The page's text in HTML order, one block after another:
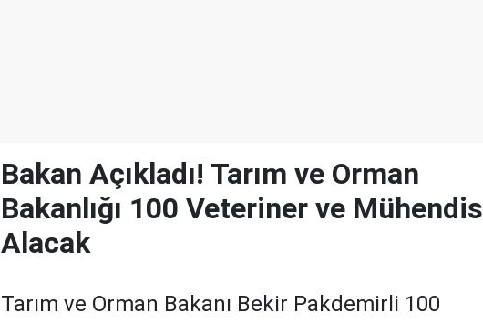
Bakan Açıkladı! Tarım ve Orman
Bakanlığı 100 Veteriner ve Mühendis
Alacak
Tarım ve Orman Bakanı Bekir Pakdemirli 100